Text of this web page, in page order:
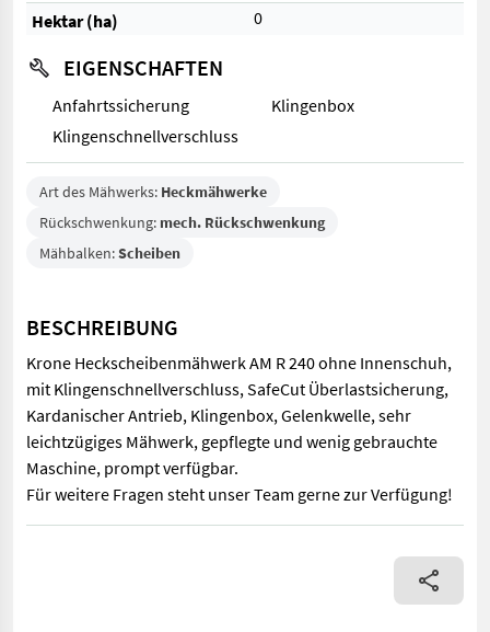
Hektar (ha)
0
EIGENSCHAFTEN
Anfahrtssicherung
Klingenbox
Klingenschnellverschluss
Art des Mähwerks: Heckmähwerke
Rückschwenkung: mech. Rückschwenkung
Mähbalken:Scheiben
BESCHREIBUNG
Krone Heckscheibenmähwerk AM R 240 ohne Innenschuh,
mit Klingenschnellverschluss, SafeCut Überlastsicherung,
Kardanischer Antrieb, Klingenbox, Gelenkwelle, sehr
leichtzügiges Mähwerk, gepflegte und wenig gebrauchte
Maschine, prompt verfügbar.
Für weitere Fragen steht unser Team gerne zur Verfügung!
Krone Heckscheibenmähwerk AM R 240 ohne Innenschuh,